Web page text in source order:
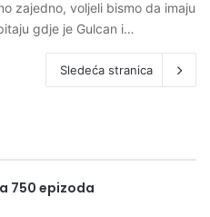
zajedno, voljeli bismo da imaju
gdje je Gulcan i…
Sledeća stranica
750 epizoda